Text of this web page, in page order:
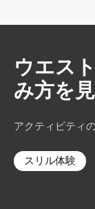
ウエス
み方を
アクティビティ
スリル体験